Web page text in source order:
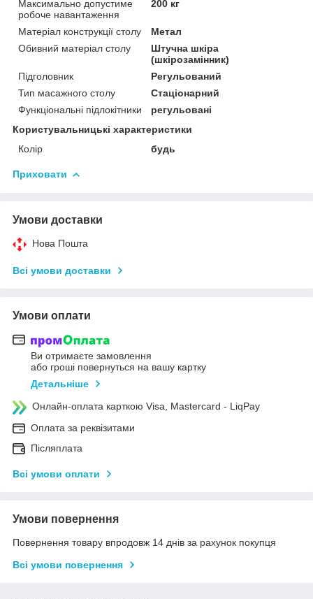
Максимально допустиме
робоче навантаження
200 кг
Матеріал конструкції столу
Метал
Обивний матеріал столу
Штучна шкіра
(шкірозамінник)
Підголовник
Регульований
Тип масажного столу
Стаціонарний
Функціональні підлокітники
регульовані
Користувальницькі характеристики
Колір
будь
Приховати
Умови доставки
Нова Пошта
Всі умови доставки
Умови оплати
Ви отримаєте замовлення
або гроші повернуться на вашу картку
Детальніше
Онлайн-оплата карткою Visa, Mastercard - LiqPay
Оплата за реквізитами
Післяплата
Всі умови оплати
Умови повернення
Повернення товару впродовж 14 днів за рахунок покупця
Всі умови повернення